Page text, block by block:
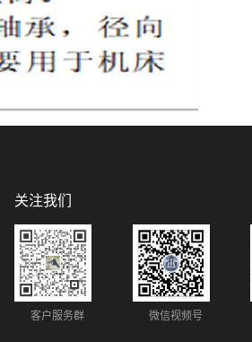
关注我们
客户服务群 微信视频号